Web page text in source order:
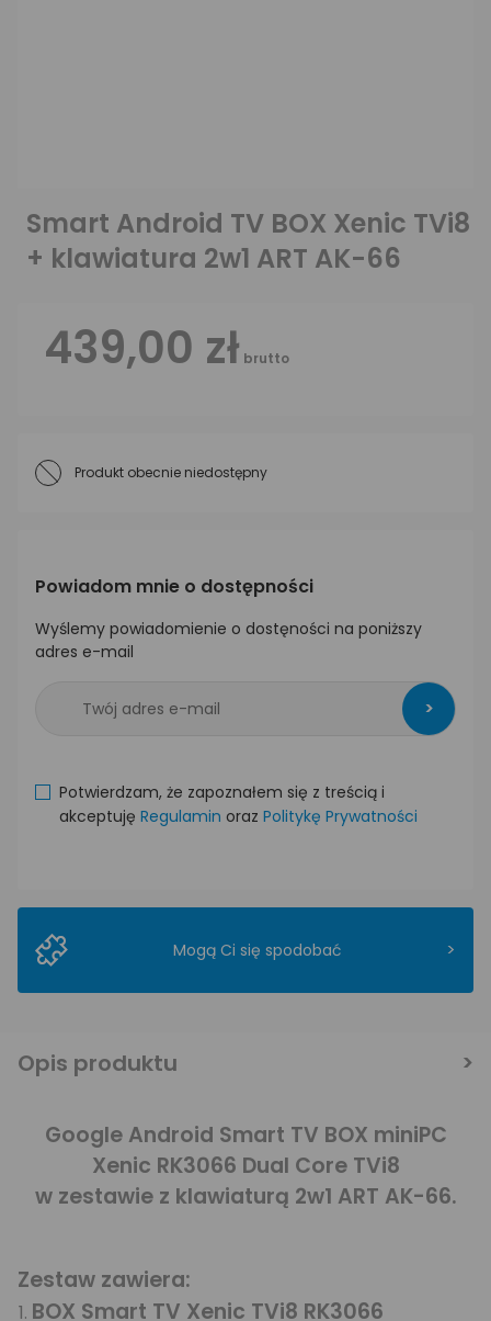
Smart Android TV BOX Xenic TVi8
+ klawiatura 2w1 ART AK-66
439,00 zł brutto
Produkt obecnie niedostępny
Powiadom mnie o dostępności
Wyślemy powiadomienie o dostęności na poniższy
adres e-mail
>
Potwierdzam, że zapoznałem się z treścią i
akceptuję Regulamin oraz Politykę Prywatności
Mogą Ci się spodobać >
Opis produktu
Google Android Smart TV BOX miniPC
Xenic RK3066 Dual Core TVi8
w zestawie z klawiaturą 2w1 ART AK-66.
Zestaw zawiera:
1. BOX Smart TV Xenic TVi8 RK3066